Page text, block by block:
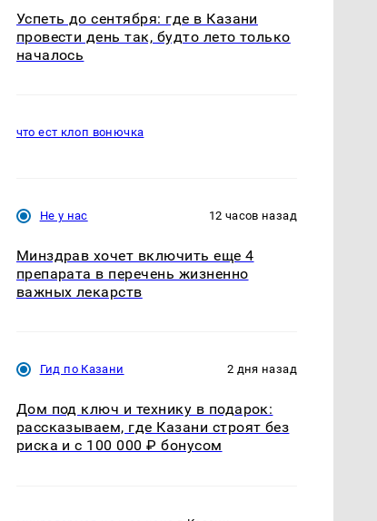
Успеть до сентября: где в Казани
провести день так, будто лето только
началось
что ест клоп вонючка
Не у нас 12 часов назад
Минздрав хочет включить еще 4
препарата в перечень жизненно
важных лекарств
Гид по Казани 2 дня назад
Дом под ключ и технику в подарок:
рассказываем, где Казани строят без
риска и с 100 000 ₽ бонусом